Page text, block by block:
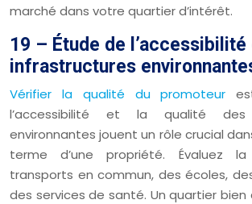
marché dans votre quartier d’intérêt.
19 – Étude de
infrastructures
Vérifier la qualité du promoteur
l’accessibilité et la qualité des
environnantes jouent un rôle crucial
terme d’une propriété. Évaluez
transports en commun, des écoles,
des services de santé. Un quartier